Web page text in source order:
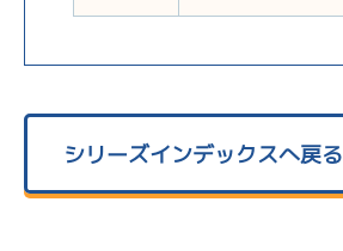
シリーズインデックスへ戻る